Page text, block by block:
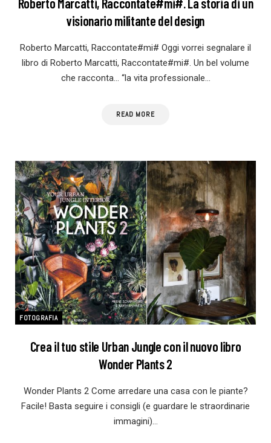
visionario militante del design
Roberto Marcatti, Raccontate#mi# Oggi vorrei segnalare il
libro di Roberto Marcatti, Raccontate#mi#. Un bel volume
che racconta… “la vita professionale…
READ MORE
FOTOGRAFIA
Crea il tuo stile Urban Jungle con il nuovo libro
Wonder Plants 2
Wonder Plants 2 Come arredare una casa con le piante?
Facile! Basta seguire i consigli (e guardare le straordinarie
immagini)…